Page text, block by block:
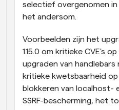
selectief overgenomen in
het andersom.
Voorbeelden zijn het
1.15.0 om kritieke CVE's
upgraden van handlebars
kritieke kwetsbaarheid
blokkeren van localhost-
SSRF-bescherming, het